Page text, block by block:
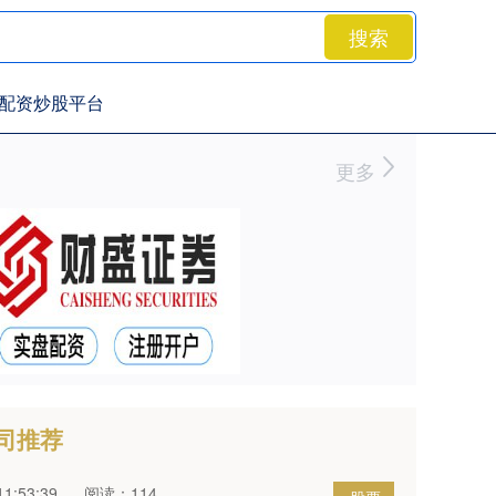
搜索
资炒股平台
更多
推荐